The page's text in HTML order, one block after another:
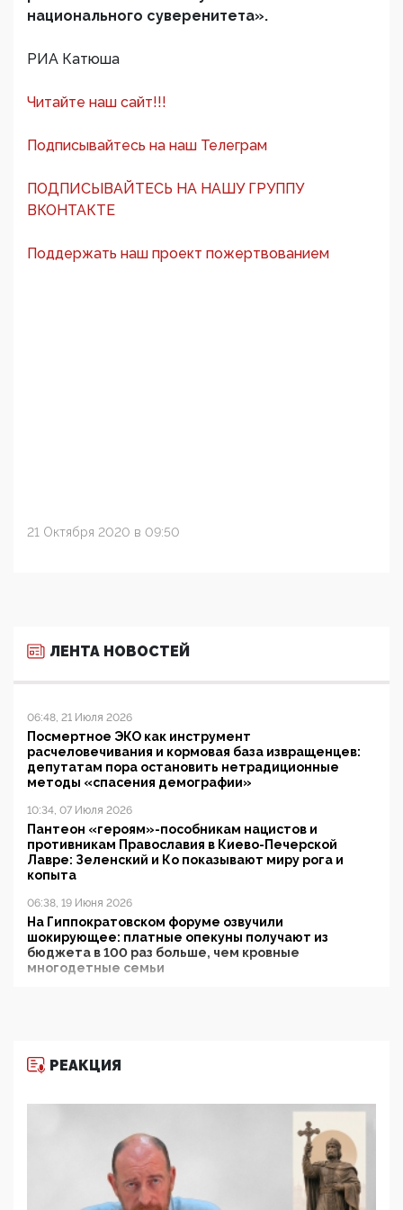
национального суверенитета».
РИА Катюша
Читайте наш сайт!!!
Подписывайтесь на наш Телеграм
ПОДПИСЫВАЙТЕСЬ НА НАШУ ГРУППУ
ВКОНТАКТЕ
Поддержать наш проект пожертвованием
21 Октября 2020 в 09:50
ЛЕНТА НОВОСТЕЙ
06:48, 21 Июля 2026
Посмертное ЭКО как инструмент
расчеловечивания и кормовая база извращенцев:
депутатам пора остановить нетрадиционные
методы «спасения демографии»
10:34, 07 Июля 2026
Пантеон «героям»-пособникам нацистов и
противникам Православия в Киево-Печерской
Лавре: Зеленский и Ко показывают миру рога и
копыта
06:38, 19 Июня 2026
На Гиппократовском форуме озвучили
шокирующее: платные опекуны получают из
бюджета в 100 раз больше, чем кровные
многодетные семьи
11:53, 09 Июня 2026
деятельность ИИТО ЮНЕСКО в России, но
цифроглобалисты продолжают определять
повестку в образовании
09:43, 01 Июня 2026
5G за счет здоровья граждан: Минцифры намерено
отобрать у регионов и муниципалитетов право
РЕАКЦИЯ